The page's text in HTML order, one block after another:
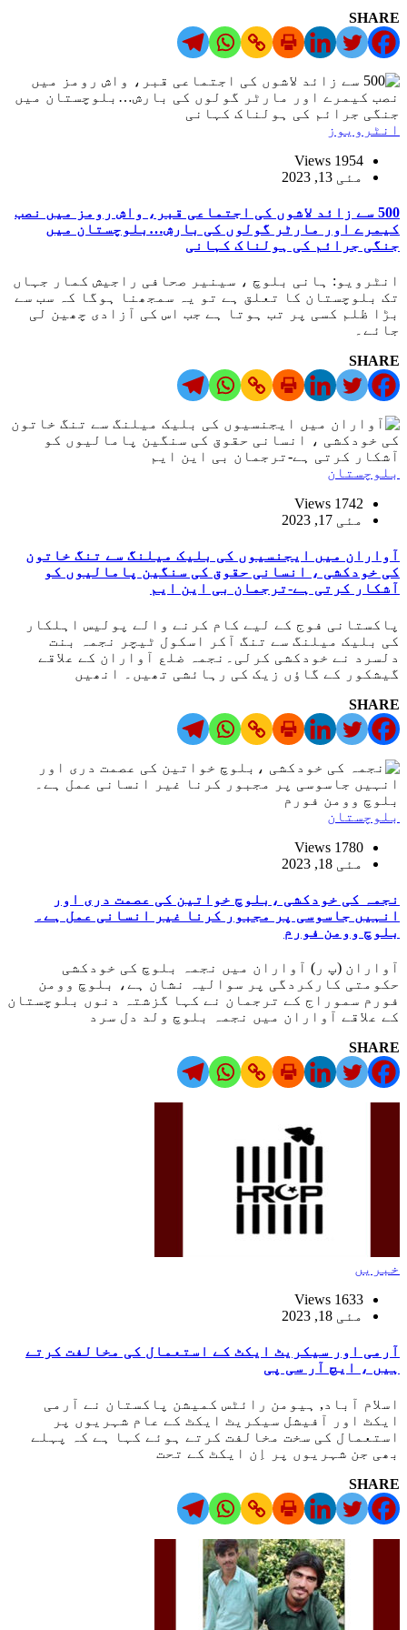
SHARE
انٹرویوز
1954 Views
مئی 13, 2023
500 سے زائد لاشوں کی اجتماعی قبر، واش رومز میں نصب
کیمرے اور مارٹر گولوں کی بارش…بلوچستان میں
جنگی جرائم کی ہولناک کہانی
انٹرویو: ہانی بلوچ ، سینیر صحافی راجیش کمار جہاں
تک بلوچستان کا تعلق ہے تو یہ سمجھنا ہوگا کہ سب سے
بڑا ظلم کسی پر تب ہوتا ہے جب اس کی آزادی چھین لی
جائے۔
SHARE
بلوچستان
1742 Views
مئی 17, 2023
آواران میں ایجنسیوں کی بلیک میلنگ سے تنگ خاتون
کی خودکشی ، انسانی حقوق کی سنگین پامالیوں کو
آشکار کرتی ہے-ترجمان بی این ایم
پاکستانی فوج کے لیے کام کرنے والے پولیس اہلکار
کی بلیک میلنگ سے تنگ آکر اسکول ٹیچر نجمہ بنت
دلسرد نے خودکشی کرلی۔نجمہ ضلع آواران کے علاقے
گیشکور کے گاؤں زیک کی رہائشی تھیں۔ انھیں
SHARE
بلوچستان
1780 Views
مئی 18, 2023
نجمہ کی خودکشی ،بلوچ خواتین کی عصمت دری اور
انہیں جاسوسی پر مجبور کرنا غیر انسانی عمل ہے۔
بلوچ وومن فورم
آواران (پ ر) آواران میں نجمہ بلوچ کی خودکشی
حکومتی کارکردگی پر سوالیہ نشان ہے، بلوچ وومن
فورم سموراج کے ترجمان نے کہا گزشتہ دنوں بلوچستان
کے علاقے آواران میں نجمہ بلوچ ولد دل سرد
SHARE
خبریں
1633 Views
مئی 18, 2023
آرمی اور سیکریٹ ایکٹ کے استعمال کی مخالفت کرتے
ہیں ، ایچ آر سی پی
اسلام آباد, ہیومن رائٹس کمیشن پاکستان نے آرمی
ایکٹ اور آفیشل سیکریٹ ایکٹ کے عام شہریوں پر
استعمال کی سخت مخالفت کرتے ہوئے کہا ہے کہ پہلے
بھی جن شہریوں پر اِن ایکٹ کے تحت
SHARE